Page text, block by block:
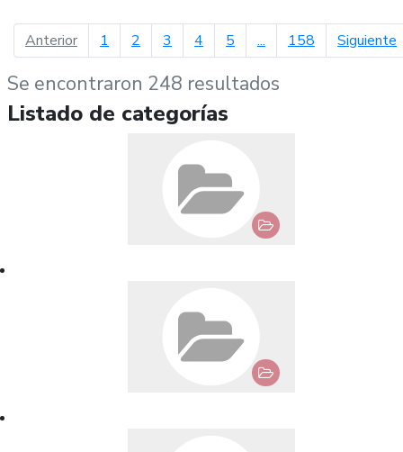
Anteriorpágina anterior
1 2 3 4 5 ... 158 Siguiente
Se encontraron 248 resultados
Listado de categorías